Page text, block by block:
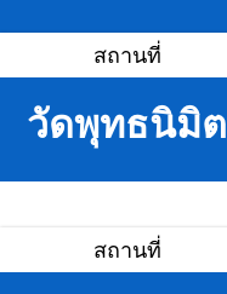
สถานที่
วัดพุทธนิมิต
สถานที่